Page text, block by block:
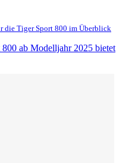
die Tiger Sport 800 im Überblick
ab Modelljahr 2025 bietet